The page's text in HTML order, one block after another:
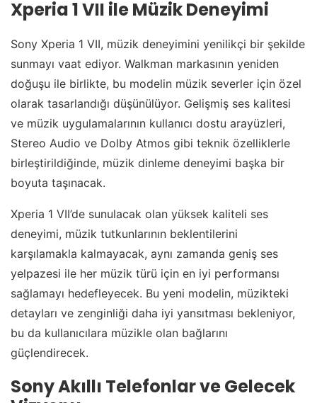
Xperia 1 VII ile Müzik Deneyimi
Sony Xperia 1 VII, müzik deneyimini yenilikçi bir şekilde
sunmayı vaat ediyor. Walkman markasının yeniden
doğuşu ile birlikte, bu modelin müzik severler için özel
olarak tasarlandığı düşünülüyor. Gelişmiş ses kalitesi
ve müzik uygulamalarının kullanıcı dostu arayüzleri,
Stereo Audio ve Dolby Atmos gibi teknik özelliklerle
birleştirildiğinde, müzik dinleme deneyimi başka bir
boyuta taşınacak.
Xperia 1 VII’de sunulacak olan yüksek kaliteli ses
deneyimi, müzik tutkunlarının beklentilerini
karşılamakla kalmayacak, aynı zamanda geniş ses
yelpazesi ile her müzik türü için en iyi performansı
sağlamayı hedefleyecek. Bu yeni modelin, müzikteki
detayları ve zenginliği daha iyi yansıtması bekleniyor,
bu da kullanıcılara müzikle olan bağlarını
güçlendirecek.
Sony Akıllı Telefonlar ve Gelecek